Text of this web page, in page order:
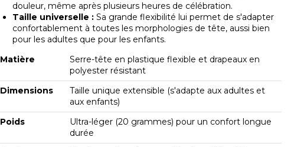
douleur, même après plusieurs heures de célébration.
Taille universelle : Sa grande flexibilité lui permet de s'adapter
confortablement à toutes les morphologies de tête, aussi bien
pour les adultes que pour les enfants.
Matière
Serre-tête en plastique flexible et drapeaux en
polyester résistant
Dimensions
Taille unique extensible (s'adapte aux adultes et
aux enfants)
Poids
Ultra-léger (20 grammes) pour un confort longue
durée